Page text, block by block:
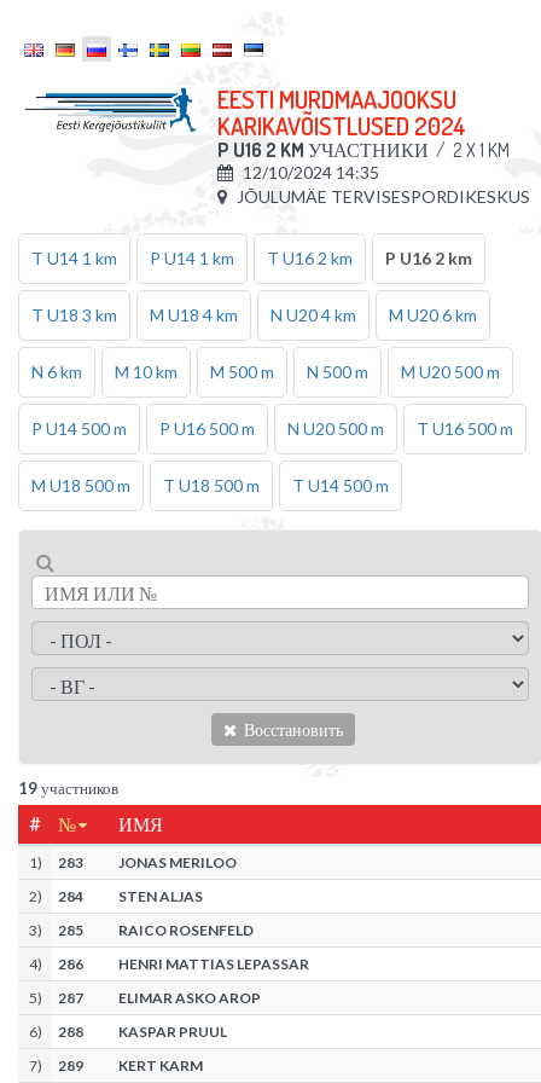
EESTI MURDMAAJOOKSU
KARIKAVÕISTLUSED 2024
P U16 2 KM УЧАСТНИКИ / 2 X 1 KM
12/10/2024 14:35
JÕULUMÄE TERVISESPORDIKESKUS
T U14 1 km P U14 1 km T U16 2 km P U16 2 km
T U18 3 km M U18 4 km N U20 4 km M U20 6 km
N 6 km M 10 km M 500 m N 500 m M U20 500 m
P U14 500 m P U16 500 m N U20 500 m T U16 500 m
M U18 500 m T U18 500 m T U14 500 m
Восстановить
19участников
# № ИМЯ
1) 283
JONAS MERILOO
2) 284
STEN ALJAS
3) 285
RAICO ROSENFELD
4) 286
HENRI MATTIAS LEPASSAR
5) 287
ELIMAR ASKO AROP
6) 288
KASPAR PRUUL
7) 289 KERT KARM